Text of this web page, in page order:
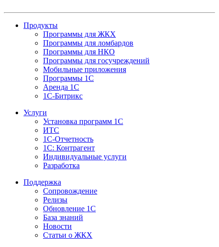
Продукты
Программы для ЖКХ
Программы для ломбардов
Программы для НКО
Программы для госучреждений
Мобильные приложения
Программы 1С
Аренда 1С
1С-Битрикс
Услуги
Установка программ 1С
ИТС
1С-Отчетность
1С: Контрагент
Индивидуальные услуги
Разработка
Поддержка
Сопровождение
Релизы
Обновление 1С
База знаний
Новости
Статьи о ЖКХ